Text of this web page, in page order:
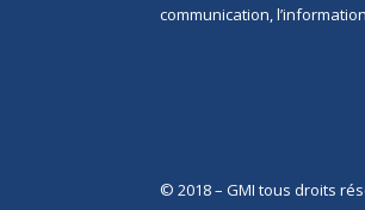
communication,
© 2018 – GMI tous droits